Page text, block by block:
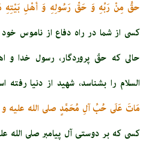
حقٍّ مِنْ رَبِّهِ وَ حَقِّ رَسُولِهِ وَ أهْلِ بَيْتِهِ
كسى از شما در راه دفاع از ناموس
حالى كه حقّ پروردگار، رسول خدا و
السلام را بشناسد، شهيد از دنيا رفته
مَاتَ عَلَى حُبِّ آلِ مُحَمَّدٍ صلى الله عليه و
كسى كه بر دوستى آل‏ پيامبر صلى الله